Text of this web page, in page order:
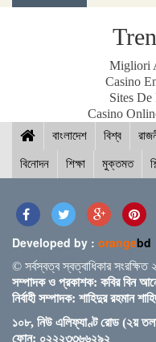
নীলফামারীতে
আইসিসি জুন
স্পিকারের
স্পিকারের বৈঠক
ছাত্র-
Migliori
Casino
Sites De
Casino
বাংলাদেশ বিশ্ব
বিনোদন শিক্ষা মুক্তমত
Developed by : orangebd
© সর্বস্বত্ব স্বত্বাধিকার
সম্পাদক ও প্রকাশক: কবির বিন
নির্বাহী সম্পাদক: শাহিদুর রহমান
১০৮, নিউ এলিফ্যাণ্ট রোড (২য়
ফোন: ০২২২৩৩৬৬২৯২